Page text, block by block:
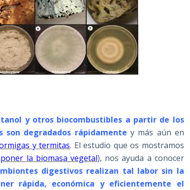
y otros biocombustibles a partir de los
son degradados rápidamente y más aún en
y termitas. El estudio que os mostramos
la biomasa vegetal), nos ayuda a conocer
digestivos realizan tal labor sin la
rápida, económica y eficientemente el